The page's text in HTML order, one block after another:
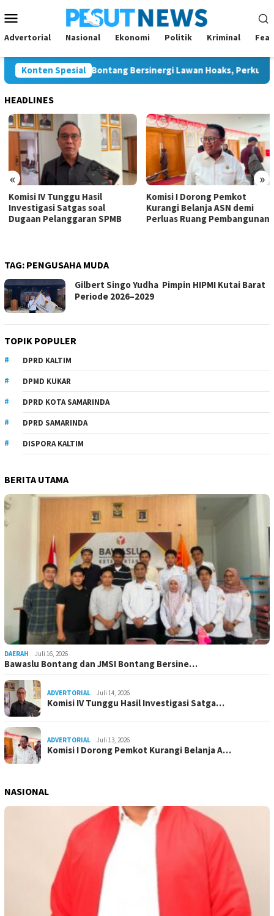
ke
kontenMobile
Advertorial Nasional Ekonomi Politik Kriminal
Konten Spesial
dan JMSI Bontang Bersinergi Lawan Hoaks, Perkuat
HEADLINES
« »
Komisi IV Tunggu Hasil
Investigasi Satgas soal
Dugaan Pelanggaran SPMB
Komisi I Dorong Pemkot
Kurangi Belanja ASN demi
Perluas Ruang Pembangunan
TAG: PENGUSAHA MUDA
Gilbert Singo Yudha Pimpin HIPMI Kutai Barat
Periode 2026–2029
TOPIK POPULER
DPRD KALTIM
DPMD KUKAR
DPRD KOTA SAMARINDA
DPRD SAMARINDA
DISPORA KALTIM
BERITA UTAMA
DAERAH Juli 16, 2026
Bawaslu Bontang dan JMSI Bontang Bersine…
ADVERTORIAL Juli 14, 2026
Komisi IV Tunggu Hasil Investigasi Satga…
ADVERTORIAL Juli 13, 2026
Komisi I Dorong Pemkot Kurangi Belanja A…
NASIONAL